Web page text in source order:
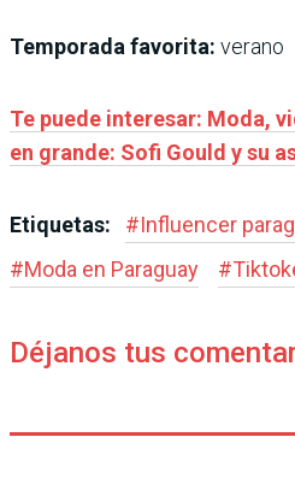
Temporada favorita: verano
Te puede interesar: Moda,
en grande: Sofi Gould y su
Etiquetas: #Influencer
#Moda en Paraguay #
Déjanos tus